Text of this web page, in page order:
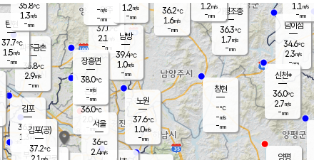
남이섬
34.6℃
2.3m/s
-mm
양주
37.0℃
2.1
-mm
1.1 m/s
-mm
파주금촌
35.8℃
2.9m/s
-mm
가평조종
36.3℃
1.7m/s
-mm
36.2℃
1.6m/s
-mm
신천*
36.0℃
2.7m/s
-mm
창현
-℃
-m/s
-mm
탄현
37.7℃
1.5m/s
-mm
1.2m/s
-mm
김포
36.7℃
1.3 m/s
mm
부천
은평
36.0℃
2.0 m/s
- mm
노원
37.6℃
1.0m/s
-mm
남방
39.4℃
1.0m/s
-mm
장흥면
38.0℃
-m/s
-mm
-m/s
-mm
김포(공)
37.2℃
m/s
양평
서울
36℃
2.4m/s
35.8℃
1.3m/s
-mm
1.2m/s
-mm